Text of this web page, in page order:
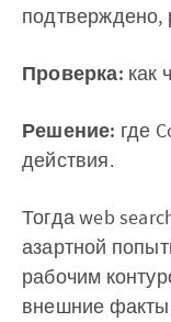
подтверждено,
Проверка: как
Решение: где
действия.
Тогда web
азартной
рабочим
внешние факты.